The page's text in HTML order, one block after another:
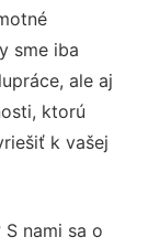
sme iba
ale aj
ktorú
k vašej
S nami sa o